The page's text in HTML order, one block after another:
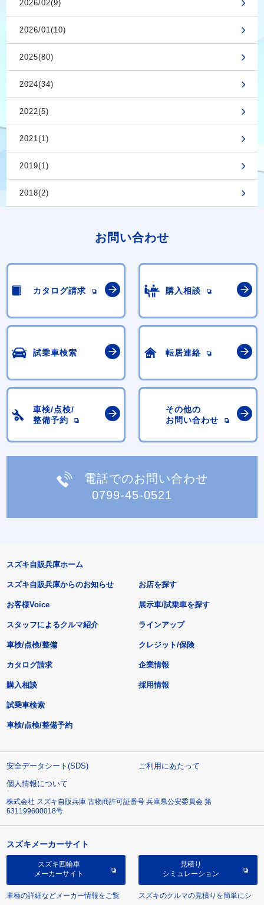
2026/02(9)
2026/01(10)
2025(80)
2024(34)
2022(5)
2021(1)
2019(1)
2018(2)
お問い合わせ
カタログ請求 購入相談
試乗車検索 転居連絡
車検/点検/
整備予約
その他の
お問い合わせ
電話でのお問い合わせ
0799-45-0521
スズキ自販兵庫ホーム
スズキ自販兵庫からのお知らせ
お客様Voice
スタッフによるクルマ紹介
お店を探す
展示車/試乗車を探す
ラインアップ
車検/点検/整備 クレジット/保険
カタログ請求
購入相談
試乗車検索
車検/点検/整備予約
企業情報
採用情報
安全データシート(SDS)
ご利用にあたって
個人情報について
株式会社 スズキ自販兵庫 古物商許可証番号 兵庫県公安委員会 第
631199600018号
スズキメーカーサイト
スズキ四輪車
メーカーサイト
車種の詳細などメーカー情報をご覧
見積り
シミュレーション
スズキのクルマの見積りを簡単にシ